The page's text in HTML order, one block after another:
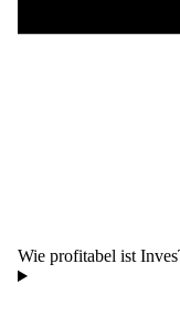
Wie profitabel ist